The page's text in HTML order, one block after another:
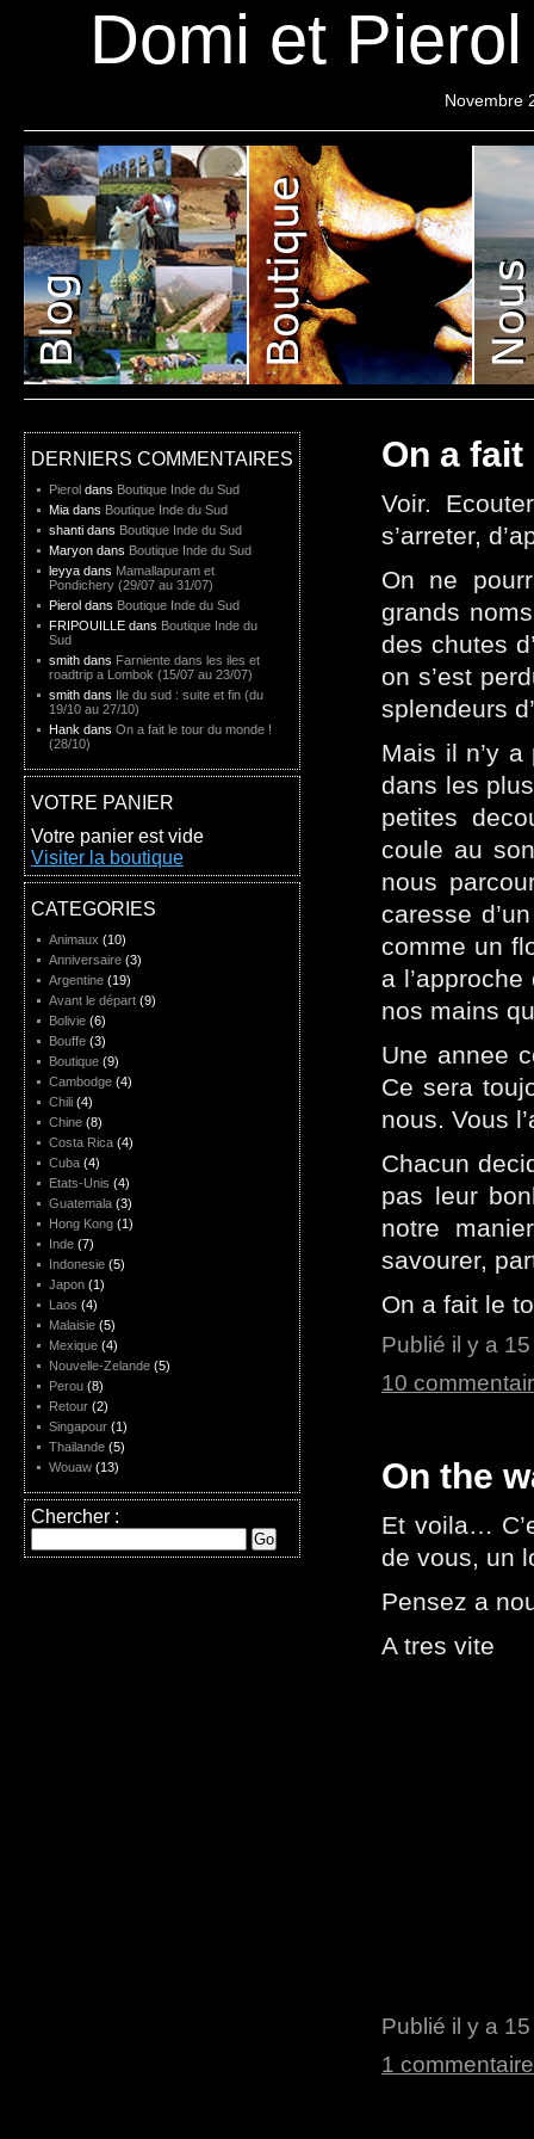
Domi et
Novembre
On a
Voir.
s’arreter,
On ne
grands
des chutes
on s’est
splendeurs
Mais il n’y
dans les
petites
coule au
nous
caresse
comme un
a
nos mains
Une annee
Ce sera
nous. Vous
Chacun
pas leur
notre
savourer,
On a fait le
Publié il y a
10
On the
Et voila…
de vous, un
Pensez a
A tres vite
Publié il y a
1 commentaire
DERNIERS COMMENTAIRES
Pierol dans Boutique Inde du Sud
Mia dans Boutique Inde du Sud
shanti dans Boutique Inde du Sud
Maryon dans Boutique Inde du Sud
leyya dans Mamallapuram et
Pondichery (29/07 au 31/07)
Pierol dans Boutique Inde du Sud
FRIPOUILLE dans Boutique Inde du
Sud
smith dans Farniente dans les iles et
roadtrip a Lombok (15/07 au 23/07)
smith dans Ile du sud : suite et fin (du
19/10 au 27/10)
Hank dans On a fait le tour du monde !
(28/10)
VOTRE PANIER
Votre panier est vide
Visiter la boutique
CATEGORIES
Animaux (10)
Anniversaire (3)
Argentine (19)
Avant le départ (9)
Bolivie (6)
Bouffe (3)
Boutique (9)
Cambodge (4)
Chili (4)
Chine (8)
Costa Rica (4)
Cuba (4)
Etats-Unis (4)
Guatemala (3)
Hong Kong (1)
Inde (7)
Indonesie (5)
Japon (1)
Laos (4)
Malaisie (5)
Mexique (4)
Nouvelle-Zelande (5)
Perou (8)
Retour (2)
Singapour (1)
Thailande (5)
Wouaw (13)
Chercher :